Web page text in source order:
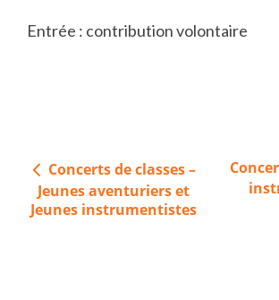
Entrée : contribution volontaire
Navigation
de
l’article
Concerts de classes –
Jeunes aventuriers et
Jeunes instrumentistes